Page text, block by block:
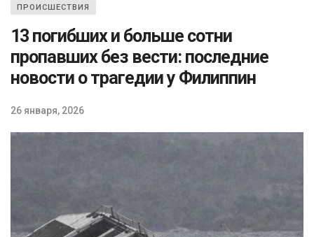
ПРОИСШЕСТВИЯ
13 погибших и больше сотни
пропавших без вести: последние
новости о трагедии у Филиппин
26 января, 2026